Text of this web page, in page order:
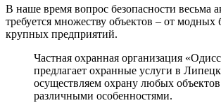
В наше время вопрос безопасности весьма
требуется множеству объектов – от модных
крупных предприятий.
Частная охранная организация
предлагает охранные услуги в
осуществляем охрану любых
различными особенностями.